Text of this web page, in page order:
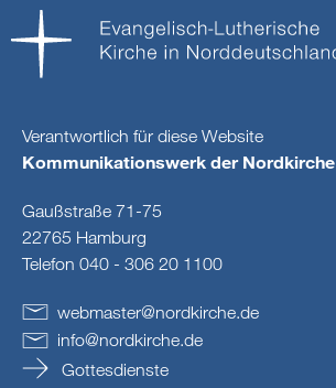
Verantwortlich für diese Website
Kommunikationswerk der Nordkirche
Gaußstraße 71-75
22765 Hamburg
Telefon 040 - 306 20 1100
webmaster@nordkirche.de
info@nordkirche.de
Gottesdienste